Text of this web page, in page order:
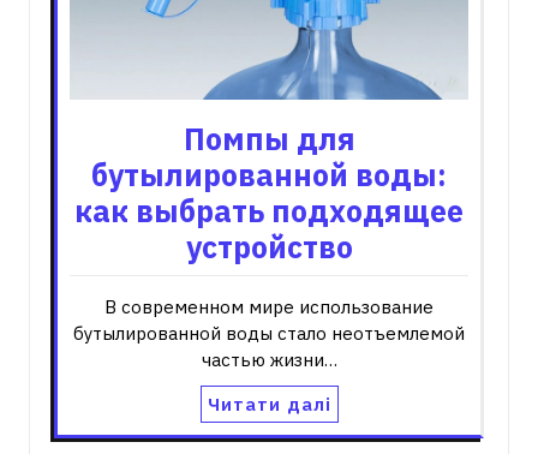
Помпы для
бутылированной воды:
как выбрать подходящее
устройство
В современном мире использование
бутылированной воды стало неотъемлемой
частью жизни…
Читати далі